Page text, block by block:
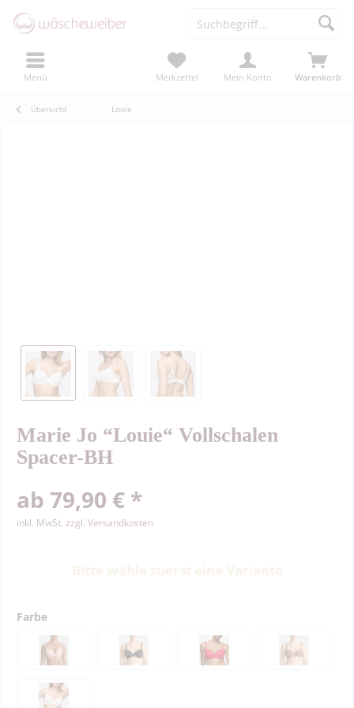
Menü Warenkorb
Merkzettel Mein Konto
Übersicht Louie
Marie Jo “Louie“ Vollschalen
Spacer-BH
ab 79,90 € *
inkl. MwSt. zzgl. Versandkosten
Farbe